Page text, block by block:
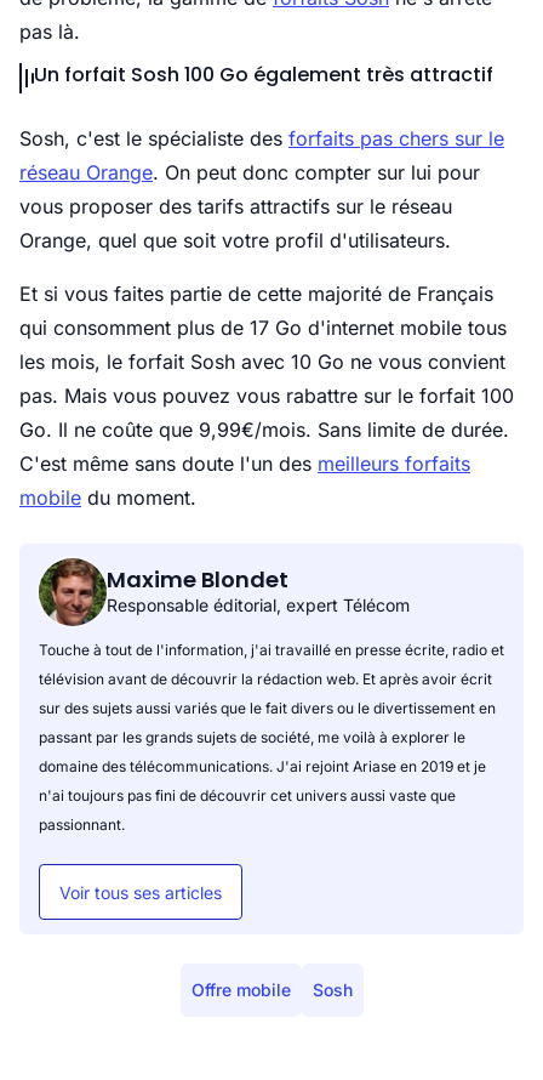
pas là.
Un forfait Sosh 100 Go également très attractif
Sosh, c'est le spécialiste des forfaits pas chers sur le
réseau Orange. On peut donc compter sur lui pour
vous proposer des tarifs attractifs sur le réseau
Orange, quel que soit votre profil d'utilisateurs.
Et si vous faites partie de cette majorité de Français
qui consomment plus de 17 Go d'internet mobile tous
les mois, le forfait Sosh avec 10 Go ne vous convient
pas. Mais vous pouvez vous rabattre sur le forfait 100
Go. Il ne coûte que 9,99€/mois. Sans limite de durée.
C'est même sans doute l'un des meilleurs forfaits
mobile du moment.
Maxime Blondet
Responsable éditorial, expert Télécom
Touche à tout de l'information, j'ai travaillé en presse écrite, radio et
télévision avant de découvrir la rédaction web. Et après avoir écrit
sur des sujets aussi variés que le fait divers ou le divertissement en
passant par les grands sujets de société, me voilà à explorer le
domaine des télécommunications. J'ai rejoint Ariase en 2019 et je
n'ai toujours pas fini de découvrir cet univers aussi vaste que
passionnant.
Voir tous ses articles
Offre mobile Sosh